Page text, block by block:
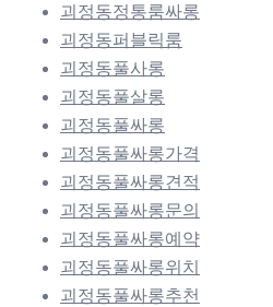
괴정동정통룸싸롱
괴정동퍼블릭룸
괴정동풀사롱
괴정동풀살롱
괴정동풀싸롱
괴정동풀싸롱가격
괴정동풀싸롱견적
괴정동풀싸롱문의
괴정동풀싸롱예약
괴정동풀싸롱위치
괴정동풀싸롱추천